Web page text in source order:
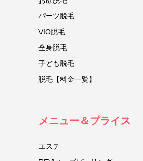
パーツ脱毛
VIO脱毛
全身脱毛
子ども脱毛
脱毛【料金一覧】
メニュー＆プライス
エステ